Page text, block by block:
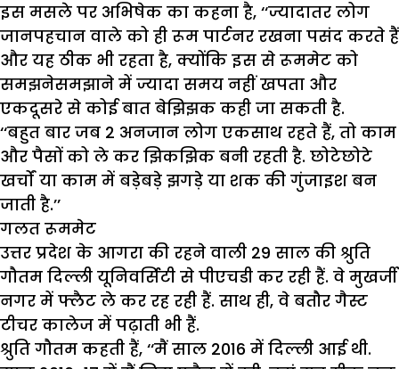
इस मसले पर अभिषेक का कहना है, ‘‘ज्यादातर लोग
जानपहचान वाले को ही रूम पार्टनर रखना पसंद करते हैं
और यह ठीक भी रहता है, क्योंकि इस से रूममेट को
समझनेसमझाने में ज्यादा समय नहीं खपता और
एकदूसरे से कोई बात बेझिझक कही जा सकती है.
‘‘बहुत बार जब 2 अनजान लोग एकसाथ रहते हैं, तो काम
और पैसों को ले कर झिकझिक बनी रहती है. छोटेछोटे
खर्चों या काम में बड़ेबड़े झगड़े या शक की गुंजाइश बन
जाती है.’’
गलत रूममेट
उत्तर प्रदेश के आगरा की रहने वाली 29 साल की श्रुति
गौतम दिल्ली यूनिवर्सिटी से पीएचडी कर रही हैं. वे मुखर्जी
नगर में फ्लैट ले कर रह रही हैं. साथ ही, वे बतौर गैस्ट
टीचर कालेज में पढ़ाती भी हैं.
श्रुति गौतम कहती हैं, ‘‘मैं साल 2016 में दिल्ली आई थी.